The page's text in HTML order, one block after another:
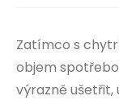
Zatímco s
objem
výrazně